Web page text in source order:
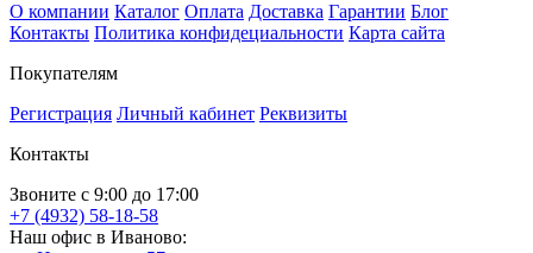
О компании Каталог Оплата Доставка Гарантии Блог
Контакты Политика конфидециальности Карта сайта
Покупателям
Регистрация Личный кабинет Реквизиты
Контакты
Звоните с 9:00 до 17:00
+7 (4932) 58-18-58
Наш офис в Иваново: